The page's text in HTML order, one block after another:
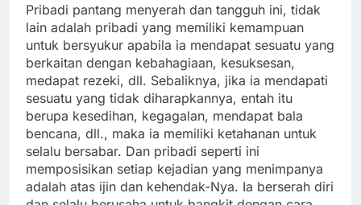
Pribadi pantang menyerah dan tangguh ini, tidak
lain adalah pribadi yang memiliki kemampuan
untuk bersyukur apabila ia mendapat sesuatu yang
berkaitan dengan kebahagiaan, kesuksesan,
medapat rezeki, dll. Sebaliknya, jika ia mendapati
sesuatu yang tidak diharapkannya, entah itu
berupa kesedihan, kegagalan, mendapat bala
bencana, dll., maka ia memiliki ketahanan untuk
selalu bersabar. Dan pribadi seperti ini
memposisikan setiap kejadian yang menimpanya
adalah atas ijin dan kehendak-Nya. Ia berserah diri